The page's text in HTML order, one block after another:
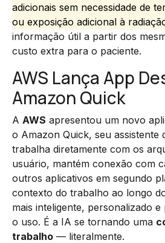
adicionais sem necessidade de
ou exposição adicional à
informação útil a partir dos
custo extra para o paciente.
AWS Lança App
Amazon Quick
A AWS apresentou um novo
o Amazon Quick, seu assistente
trabalha diretamente com os
usuário, mantém conexão com
outros aplicativos em segundo
contexto do trabalho ao longo
mais inteligente, personalizado
o uso. É a IA se tornando uma
trabalho — literalmente.